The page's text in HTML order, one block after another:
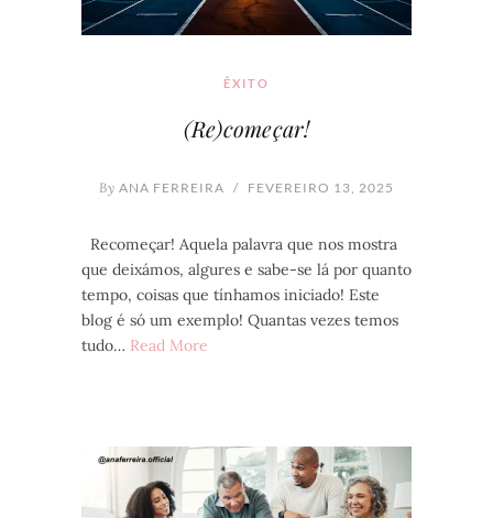
ÊXITO
(Re)começar!
By ANA FERREIRA / FEVEREIRO 13, 2025
Recomeçar! Aquela palavra que nos mostra
que deixámos, algures e sabe-se lá por quanto
tempo, coisas que tínhamos iniciado! Este
blog é só um exemplo! Quantas vezes temos
tudo… Read More